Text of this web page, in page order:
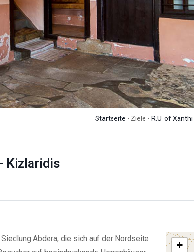
Startseite - Ziele - R.U. of Xanthi
Kizlaridis
Abdera, die sich auf der Nordseite
+